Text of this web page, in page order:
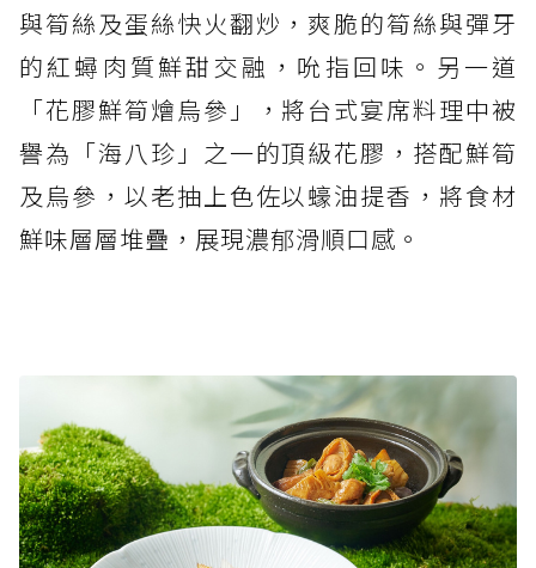
與筍絲及蛋絲快火翻炒，爽脆的筍絲與彈牙
的紅蟳肉質鮮甜交融，吮指回味。另一道
「花膠鮮筍燴烏參」，將台式宴席料理中被
譽為「海八珍」之一的頂級花膠，搭配鮮筍
及烏參，以老抽上色佐以蠔油提香，將食材
鮮味層層堆疊，展現濃郁滑順口感。